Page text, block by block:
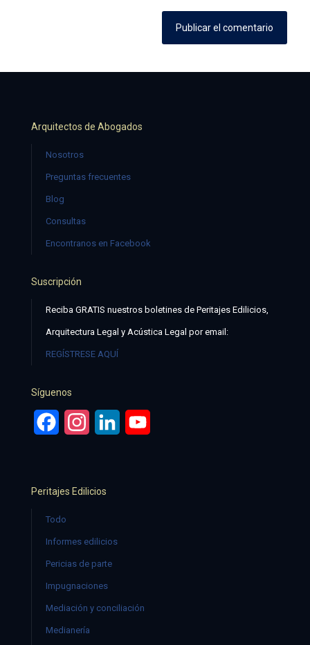
Arquitectos de Abogados
Nosotros
Preguntas frecuentes
Blog
Consultas
Encontranos en Facebook
Suscripción
Reciba GRATIS nuestros boletines de Peritajes Edilicios,
Arquitectura Legal y Acústica Legal por email:
REGÍSTRESE AQUÍ
Síguenos
FacebookInstagramLinkedIn
Peritajes Edilicios
Todo
Informes edilicios
Pericias de parte
Impugnaciones
Mediación y conciliación
Medianería